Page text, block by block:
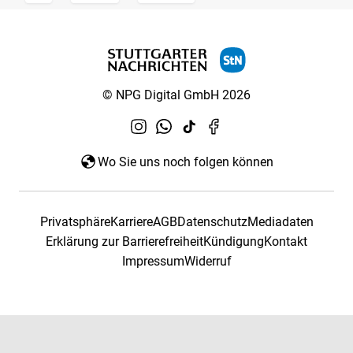
© NPG Digital GmbH 2026
Wo Sie uns noch folgen können
PrivatsphäreKarriereAGBDatenschutzMediadaten
Erklärung zur BarrierefreiheitKündigungKontakt
ImpressumWiderruf